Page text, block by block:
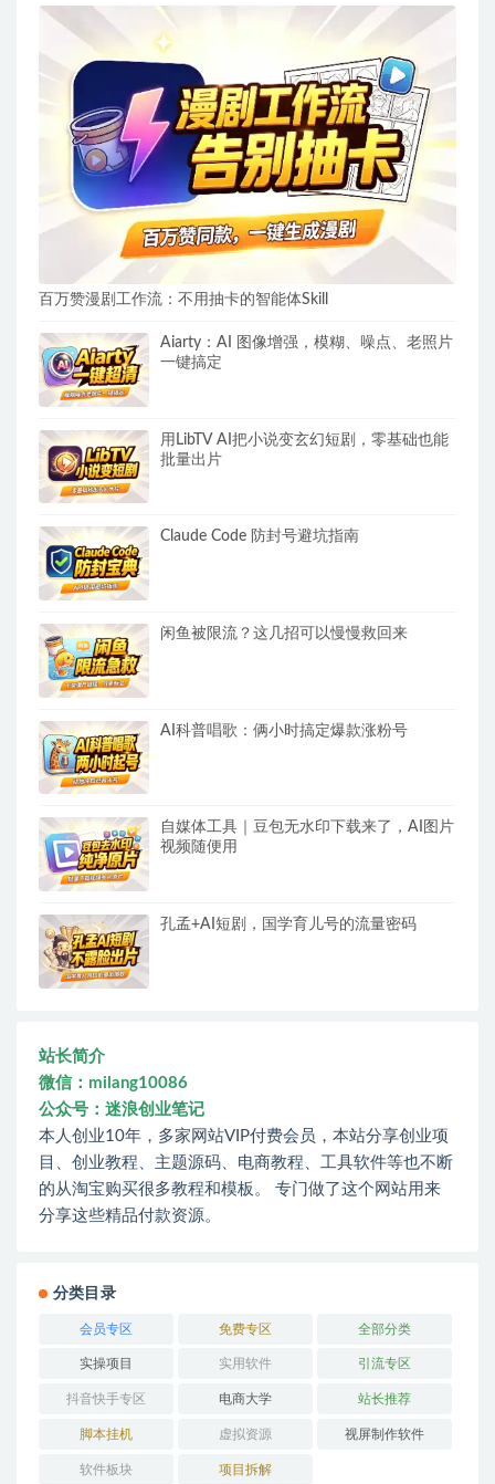
百万赞漫剧工作流：不用抽卡的智能体Skill
Aiarty：AI 图像增强，模糊、噪点、老照片
一键搞定
用LibTV AI把小说变玄幻短剧，零基础也能
批量出片
Claude Code 防封号避坑指南
闲鱼被限流？这几招可以慢慢救回来
AI科普唱歌：俩小时搞定爆款涨粉号
自媒体工具｜豆包无水印下载来了，AI图片
视频随便用
孔孟+AI短剧，国学育儿号的流量密码
站长简介
微信：milang10086
公众号：迷浪创业笔记
本人创业10年，多家网站VIP付费会员，本站分享创业项
目、创业教程、主题源码、电商教程、工具软件等也不断
的从淘宝购买很多教程和模板。 专门做了这个网站用来
分享这些精品付款资源。
分类目录
会员专区 免费专区 全部分类
实操项目 实用软件 引流专区
抖音快手专区 电商大学 站长推荐
脚本挂机 虚拟资源 视屏制作软件
软件板块 项目拆解